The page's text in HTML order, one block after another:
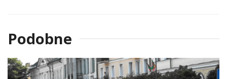
Podobne